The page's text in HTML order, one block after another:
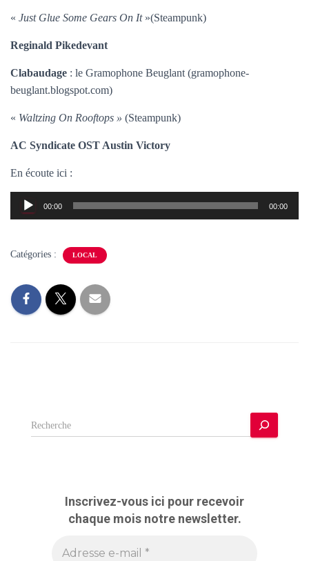
« Just Glue Some Gears On It»(Steampunk)
Reginald Pikedevant
Clabaudage : le Gramophone Beuglant (gramophone-
beuglant.blogspot.com)
« Waltzing On Rooftops » (Steampunk)
AC Syndicate OST Austin Victory
En écoute ici :
Lecteur
audio
00:00 00:00
Catégories : LOCAL
R
e
Inscrivez-vous ici pour recevoir
chaque mois notre newsletter.